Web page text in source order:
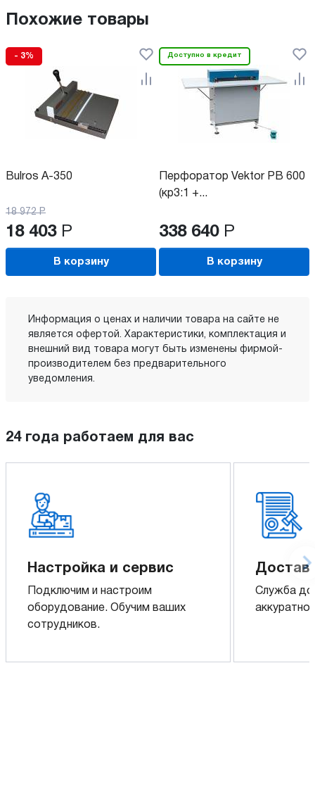
Похожие товары
- 3%
Bulros A-350
18 972 Р
18 403 Р
В корзину
Доступно в кредит
Перфоратор Vektor PB 600
(кр3:1 +...
338 640 Р
В корзину
Информация о ценах и наличии товара на сайте не
является офертой. Характеристики, комплектация и
внешний вид товара могут быть изменены фирмой-
производителем без предварительного
уведомления.
24 года работаем для вас
Настройка и сервис
Подключим и настроим
оборудование. Обучим ваших
сотрудников.
Служба
аккуратно